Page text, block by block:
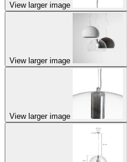
View larger image
View larger image
View larger image